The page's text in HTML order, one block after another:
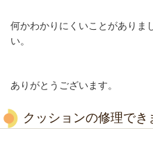
何かわかりにくいことがありま
い。
ありがとうございます。
クッションの修理でき